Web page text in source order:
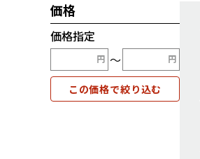
価格
価格指定
〜
この価格で絞り込む